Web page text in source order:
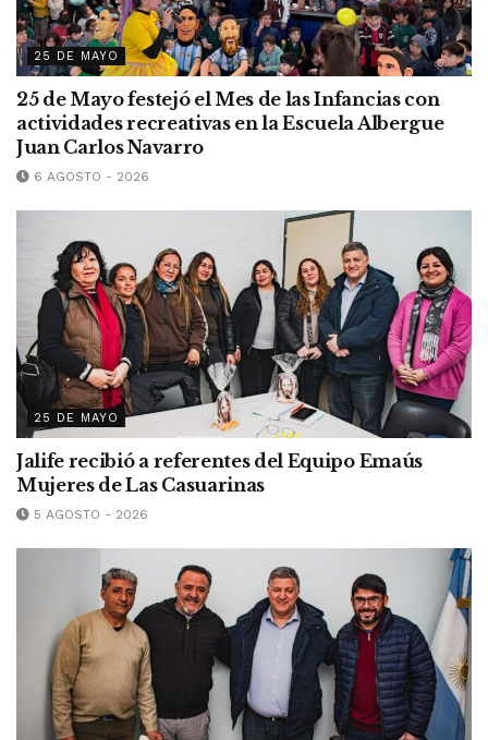
25 DE MAYO
25 de Mayo festejó el Mes de las Infancias con
actividades recreativas en la Escuela Albergue
Juan Carlos Navarro
6 AGOSTO - 2026
25 DE MAYO
Jalife recibió a referentes del Equipo Emaús
Mujeres de Las Casuarinas
5 AGOSTO - 2026